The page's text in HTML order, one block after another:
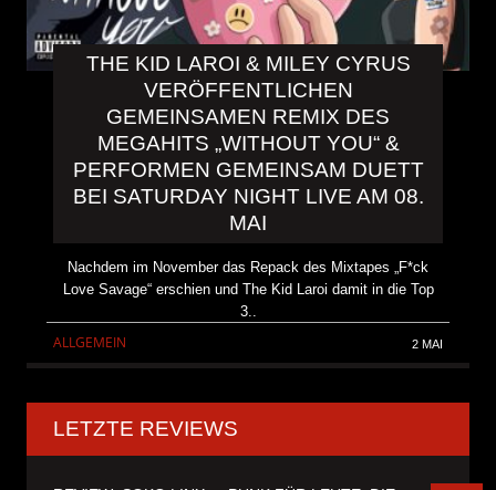
THE KID LAROI & MILEY CYRUS
VERÖFFENTLICHEN
GEMEINSAMEN REMIX DES
MEGAHITS „WITHOUT YOU“ &
PERFORMEN GEMEINSAM DUETT
BEI SATURDAY NIGHT LIVE AM 08.
MAI
Nachdem im November das Repack des Mixtapes „F*ck
Love Savage“ erschien und The Kid Laroi damit in die Top
3..
ALLGEMEIN 2 MAI
LETZTE REVIEWS